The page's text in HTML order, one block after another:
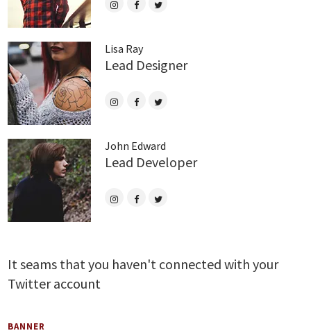
Lisa Ray
Lead Designer
John Edward
Lead Developer
It seams that you haven't connected with your
Twitter account
BANNER